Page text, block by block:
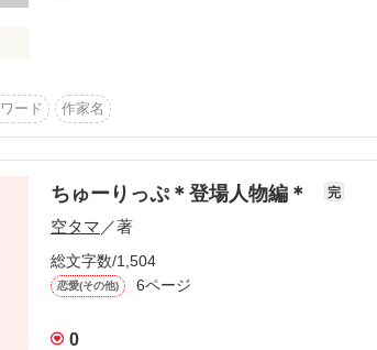
ました。
ョン』と
Ｓハウス』の登場人物紹介ですｯ(∀)
て下さい。それぞれの人物からの挨拶もついてます！
ード 作家名
ちゅーりっぷ＊登場人物編＊ 完
空タマ ／著
総文字数/1,504
恋愛(その他) 6ページ
0